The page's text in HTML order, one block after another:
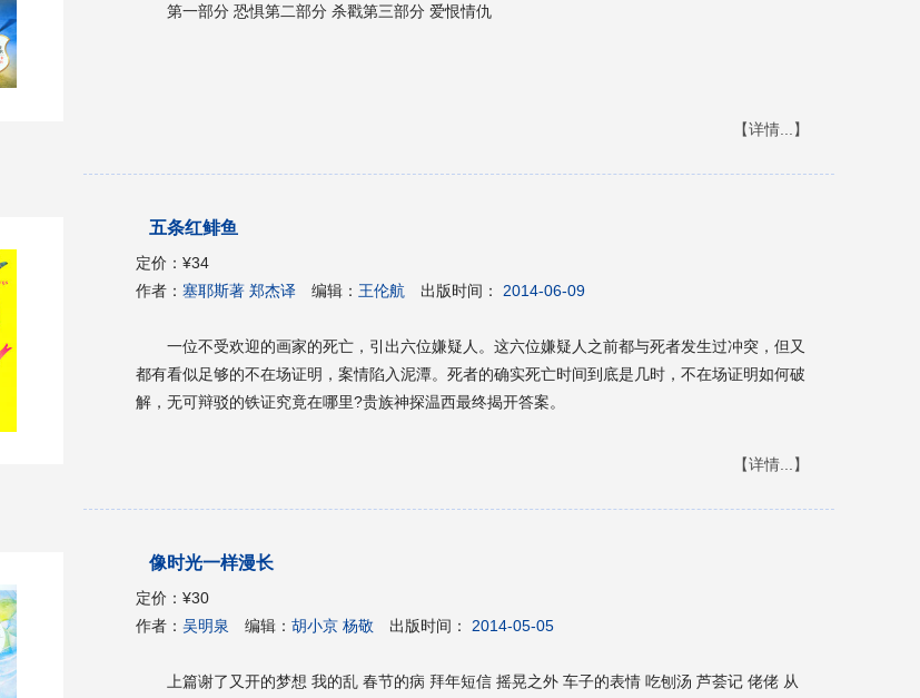
报》、《风味》杂志、《美食与美酒》杂志等等的资深撰稿人，作者非常擅长讲故事，书中没有夸
第一部分 恐惧第二部分 杀戳第三部分 爱恨情仇
【详情...】
五条红鲱鱼
定价：¥34
作者：塞耶斯著 郑杰译 编辑： 王伦航 出版时间： 2014-06-09
一位不受欢迎的画家的死亡，引出六位嫌疑人。这六位嫌疑人之前都与死者发生过冲突，但又
都有看似足够的不在场证明，案情陷入泥潭。死者的确实死亡时间到底是几时，不在场证明如何破
解，无可辩驳的铁证究竟在哪里?贵族神探温西最终揭开答案。
【详情...】
像时光一样漫长
定价：¥30
作者：吴明泉 编辑：胡小京 杨敬 出版时间： 2014-05-05
上篇谢了又开的梦想 我的乱 春节的病 拜年短信 摇晃之外 车子的表情 吃刨汤 芦荟记 佬佬 从